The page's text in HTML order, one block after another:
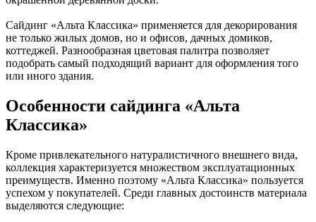
Сайдинг «Альта Классика» применяется для декорирования
не только жилых домов, но и офисов, дачных домиков,
коттеджей. Разнообразная цветовая палитра позволяет
подобрать самый подходящий вариант для оформления того
или иного здания.
Особенности сайдинга «Альта
Классика»
Кроме привлекательного натуралистичного внешнего вида,
коллекция характеризуется множеством эксплуатационных
преимуществ. Именно поэтому «Альта Классика» пользуется
успехом у покупателей. Среди главных достоинств материала
выделяются следующие: